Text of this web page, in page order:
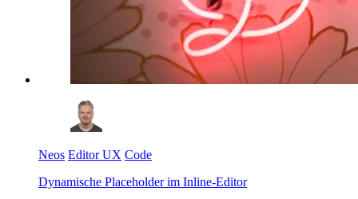
Neos Editor UX Code
Dynamische Placeholder im Inline-Editor